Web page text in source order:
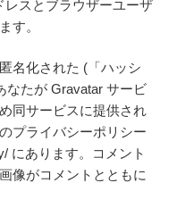
レスとブラウザーユーザ
す。
名化された (「ハッシ
なたが Gravatar サービ
同サービスに提供され
プライバシーポリシー
にあります。コメント
像がコメントとともに